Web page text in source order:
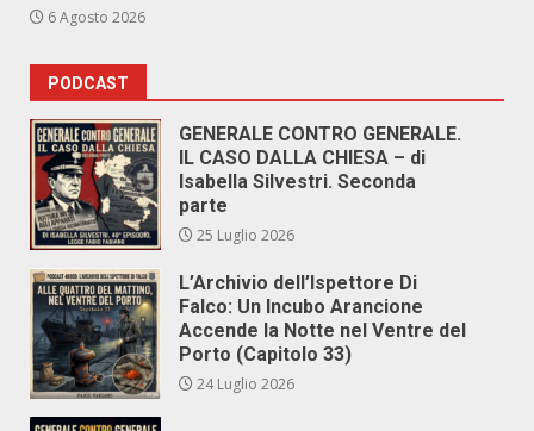
6 Agosto 2026
PODCAST
GENERALE CONTRO GENERALE.
IL CASO DALLA CHIESA – di
Isabella Silvestri. Seconda
parte
25 Luglio 2026
L’Archivio dell’Ispettore Di
Falco: Un Incubo Arancione
Accende la Notte nel Ventre del
Porto (Capitolo 33)
24 Luglio 2026